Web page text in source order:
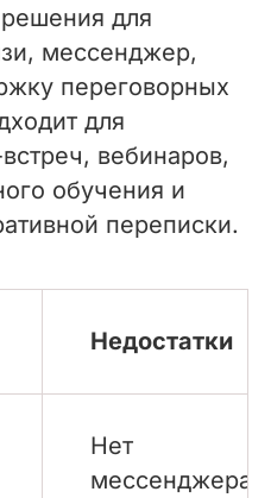
решения для
мессенджер,
переговорных
для
вебинаров,
обучения и
переписки.
Недостатки
Нет
мессенджера